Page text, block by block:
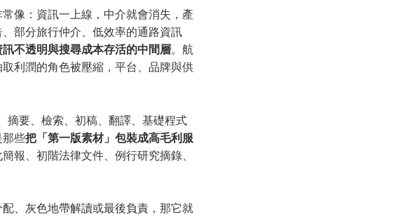
像：資訊一上線，中介就會消失，產
部分旅行仲介、低效率的通路資訊
不透明與搜尋成本存活的中間層。航
利潤的角色被壓縮，平台、品牌與供
摘要、檢索、初稿、翻譯、基礎程式
些把「第一版素材」包裝成高毛利服
報、初階法律文件、例行研究摘錄、
、灰色地帶解讀或最後負責，那它就